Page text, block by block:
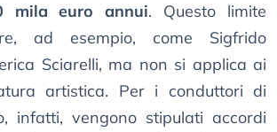
mila euro annui. Questo limite
ad esempio, come Sigfrido
Sciarelli, ma non si applica ai
artistica. Per i conduttori di
infatti, vengono stipulati accordi